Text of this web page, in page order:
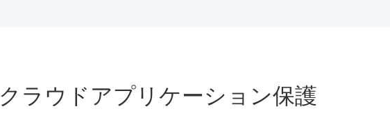
クラウドアプリケーション保護